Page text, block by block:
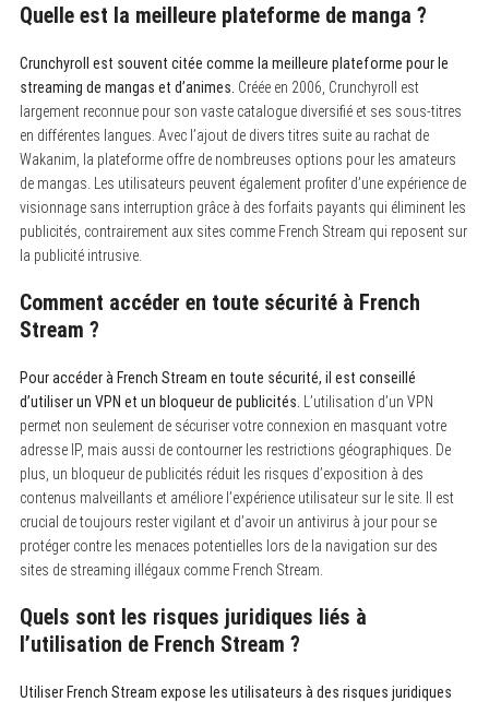
Quelle est la meilleure plateforme de manga ?
Crunchyroll est souvent citée comme la meilleure plateforme pour le
streaming de mangas et d’animes. Créée en 2006, Crunchyroll est
largement reconnue pour son vaste catalogue diversifié et ses sous-titres
en différentes langues. Avec l’ajout de divers titres suite au rachat de
Wakanim, la plateforme offre de nombreuses options pour les amateurs
de mangas. Les utilisateurs peuvent également profiter d’une expérience de
visionnage sans interruption grâce à des forfaits payants qui éliminent les
publicités, contrairement aux sites comme French Stream qui reposent sur
la publicité intrusive.
Comment accéder en toute sécurité à French
Stream ?
Pour accéder à French Stream en toute sécurité, il est conseillé
d’utiliser un VPN et un bloqueur de publicités.
L’utilisation d’un VPN
permet non seulement de sécuriser votre connexion en masquant votre
adresse IP, mais aussi de contourner les restrictions géographiques. De
plus, un bloqueur de publicités réduit les risques d’exposition à des
contenus malveillants et améliore l’expérience utilisateur sur le site. Il est
crucial de toujours rester vigilant et d’avoir un antivirus à jour pour se
protéger contre les menaces potentielles lors de la navigation sur des
sites de streaming illégaux comme French Stream.
Quels sont les risques juridiques liés à
l’utilisation de French Stream ?
Utiliser French Stream expose les utilisateurs à des risques juridiques